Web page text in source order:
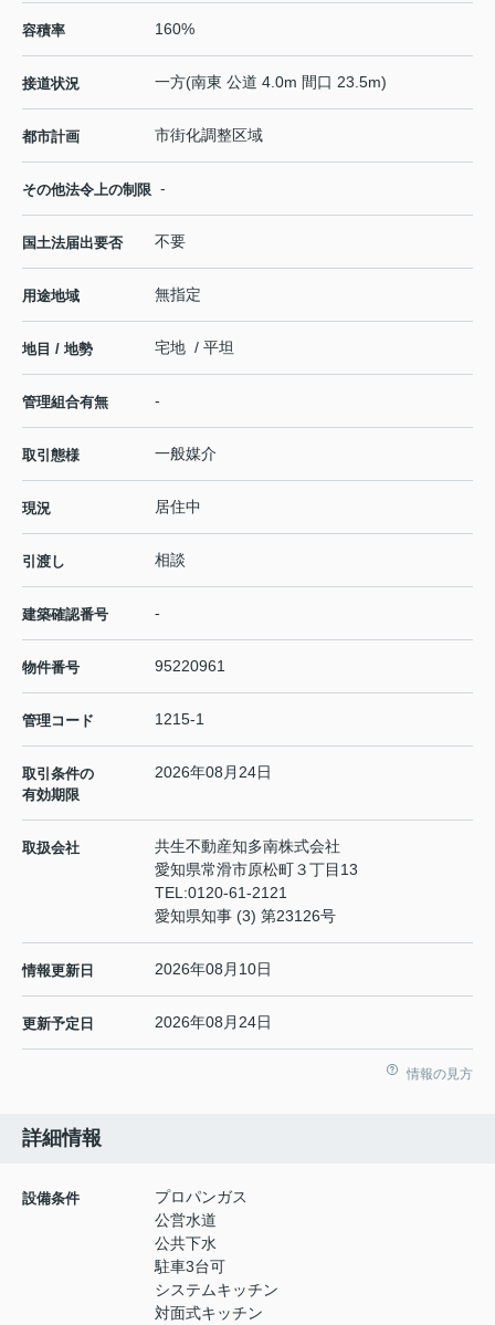
容積率 160%
接道状況 一方(南東 公道 4.0m 間口 23.5m)
都市計画 市街化調整区域
その他法令上の制限 -
国土法届出要否 不要
用途地域 無指定
地目 / 地勢 宅地 / 平坦
管理組合有無 -
取引態様 一般媒介
現況 居住中
引渡し 相談
建築確認番号 -
物件番号 95220961
管理コード 1215-1
取引条件の
有効期限
2026年08月24日
取扱会社
共生不動産知多南株式会社
愛知県常滑市原松町３丁目13
TEL:0120-61-2121
愛知県知事 (3) 第23126号
情報更新日 2026年08月10日
更新予定日 2026年08月24日
情報の見方
詳細情報
設備条件
プロパンガス
公営水道
公共下水
駐車3台可
システムキッチン
対面式キッチン